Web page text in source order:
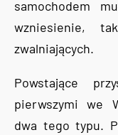
samochodem
wzniesienie,
zwalniających.
Powstające
pierwszymi we
dwa tego typu.